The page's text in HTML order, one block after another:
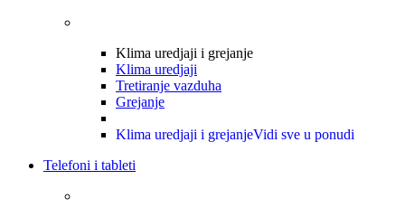
Klima uredjaji i grejanje
Klima uredjaji
Tretiranje vazduha
Grejanje
Klima uredjaji i grejanjeVidi sve u ponudi
Telefoni i tableti